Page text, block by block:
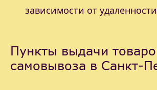
зависимости от
Пункты выдачи
самовывоза в Санкт-